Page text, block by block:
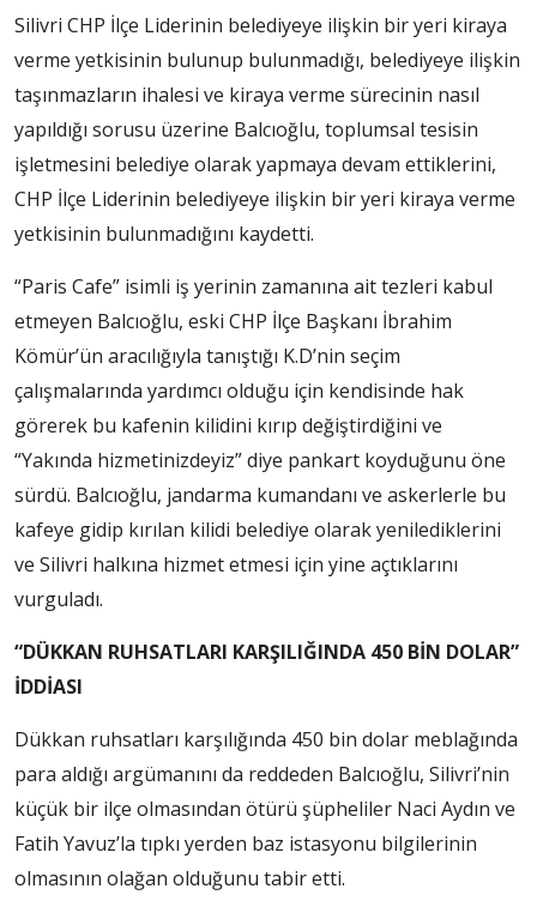
Silivri CHP İlçe Liderinin belediyeye ilişkin bir yeri kiraya
verme yetkisinin bulunup bulunmadığı, belediyeye ilişkin
taşınmazların ihalesi ve kiraya verme sürecinin nasıl
yapıldığı sorusu üzerine Balcıoğlu, toplumsal tesisin
işletmesini belediye olarak yapmaya devam ettiklerini,
CHP İlçe Liderinin belediyeye ilişkin bir yeri kiraya verme
yetkisinin bulunmadığını kaydetti.
“Paris Cafe” isimli iş yerinin zamanına ait tezleri kabul
etmeyen Balcıoğlu, eski CHP İlçe Başkanı İbrahim
Kömür’ün aracılığıyla tanıştığı K.D’nin seçim
çalışmalarında yardımcı olduğu için kendisinde hak
görerek bu kafenin kilidini kırıp değiştirdiğini ve
“Yakında hizmetinizdeyiz” diye pankart koyduğunu öne
sürdü. Balcıoğlu, jandarma kumandanı ve askerlerle bu
kafeye gidip kırılan kilidi belediye olarak yenilediklerini
ve Silivri halkına hizmet etmesi için yine açtıklarını
vurguladı.
“DÜKKAN RUHSATLARI KARŞILIĞINDA 450 BİN DOLAR”
İDDİASI
Dükkan ruhsatları karşılığında 450 bin dolar meblağında
para aldığı argümanını da reddeden Balcıoğlu, Silivri’nin
küçük bir ilçe olmasından ötürü şüpheliler Naci Aydın ve
Fatih Yavuz’la tıpkı yerden baz istasyonu bilgilerinin
olmasının olağan olduğunu tabir etti.